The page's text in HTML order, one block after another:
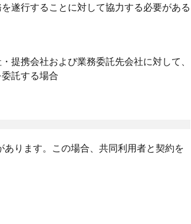
遂行することに対して協力する必要がある
提携会社および業務委託先会社に対して、
託する場合
ります。この場合、共同利用者と契約を